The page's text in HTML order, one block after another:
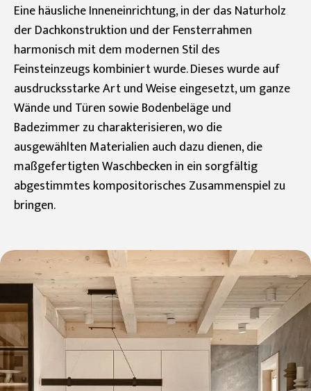
Eine häusliche Inneneinrichtung, in der das Naturholz
der Dachkonstruktion und der Fensterrahmen
harmonisch mit dem modernen Stil des
Feinsteinzeugs kombiniert wurde. Dieses wurde auf
ausdrucksstarke Art und Weise eingesetzt, um ganze
Wände und Türen sowie Bodenbeläge und
Badezimmer zu charakterisieren, wo die
ausgewählten Materialien auch dazu dienen, die
maßgefertigten Waschbecken in ein sorgfältig
abgestimmtes kompositorisches Zusammenspiel zu
bringen.